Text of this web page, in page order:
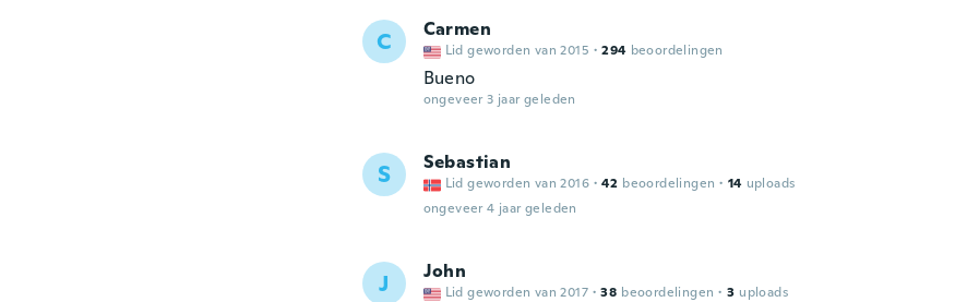
C Carmen
Lid geworden van 2015 · 294 beoordelingen
Bueno
ongeveer 3 jaar geleden
S Sebastian
Lid geworden van 2016 · 42 beoordelingen · 14 uploads
ongeveer 4 jaar geleden
J John
Lid geworden van 2017 · 38 beoordelingen · 3 uploads